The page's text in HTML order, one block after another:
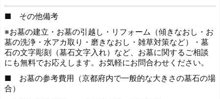
■ その他備考
※お墓の建立・お墓の引越し・リフォーム（傾きなおし・お
墓の洗浄・水アカ取り・磨きなおし・雑草対策など）・墓
石の文字彫刻（墓石文字入れ）など、お墓に関するご相談
にも無料でお応えします。お気軽にお問合わせください。
■ お墓の参考費用（京都府内で一般的な大きさの墓石の場
合）